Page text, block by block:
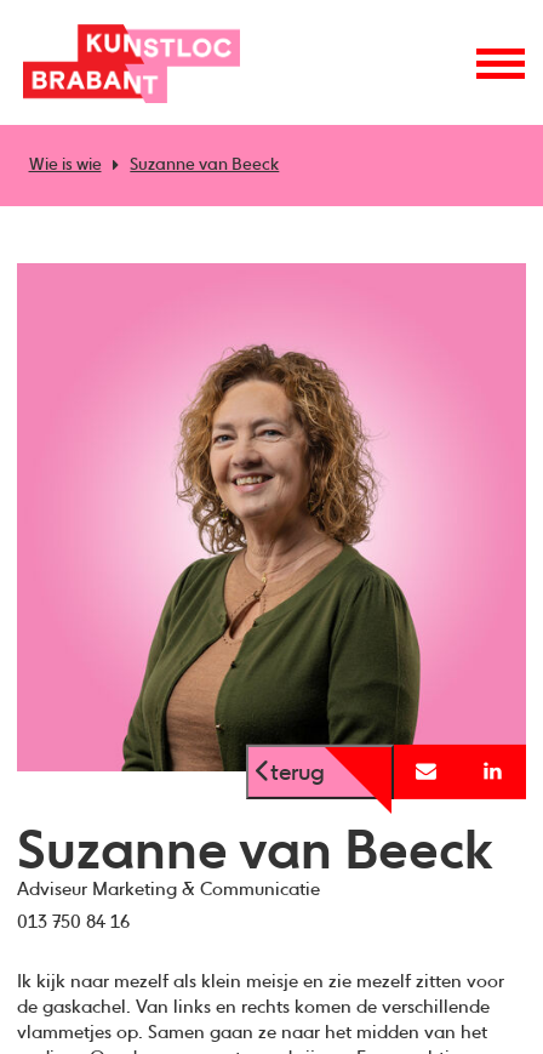
Wie is wie Suzanne van Beeck
terug
Suzanne van Beeck
Adviseur Marketing & Communicatie
013 750 84 16
Ik kijk naar mezelf als klein meisje en zie mezelf zitten voor
de gaskachel. Van links en rechts komen de verschillende
vlammetjes op. Samen gaan ze naar het midden van het